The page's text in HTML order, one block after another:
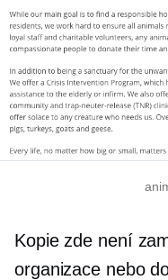
Kopie zde není
organizace nebo